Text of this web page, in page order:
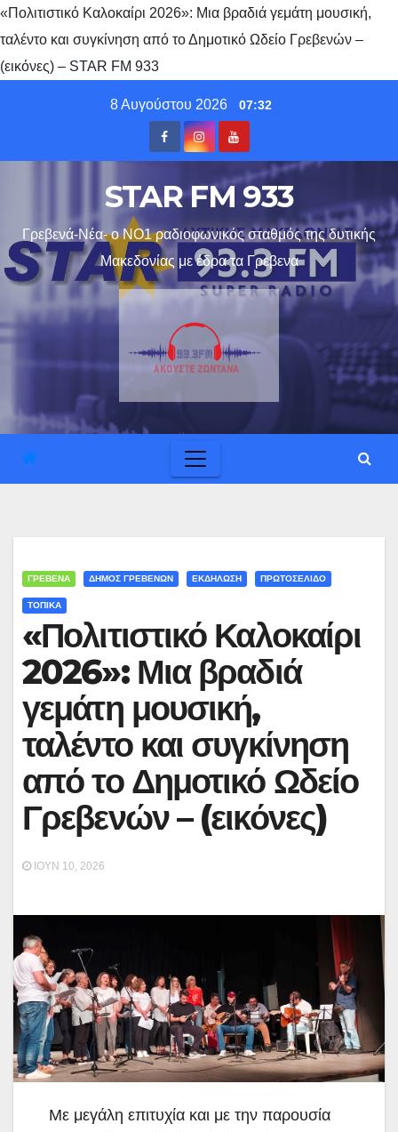
«Πολιτιστικό Καλοκαίρι 2026»: Μια βραδιά γεμάτη μουσική,
ταλέντο και συγκίνηση από το Δημοτικό Ωδείο Γρεβενών –
(εικόνες) – STAR FM 933
8 Αυγούστου 2026 07:32
STAR FM 933
Γρεβενά-Νέα- ο ΝΟ1 ραδιοφωνικός σταθμός της δυτικής
Μακεδονίας με έδρα τα Γρεβενα
ΓΡΕΒΕΝΑ ΔΗΜΟΣ ΓΡΕΒΕΝΩΝ ΕΚΔΗΛΩΣΗ ΠΡΩΤΟΣΕΛΙΔΟ
ΤΟΠΙΚΑ
«Πολιτιστικό Καλοκαίρι
2026»: Μια βραδιά
γεμάτη μουσική,
ταλέντο και συγκίνηση
από το Δημοτικό Ωδείο
Γρεβενών – (εικόνες)
ΙΟΎΝ 10, 2026
Με μεγάλη επιτυχία και με την παρουσία